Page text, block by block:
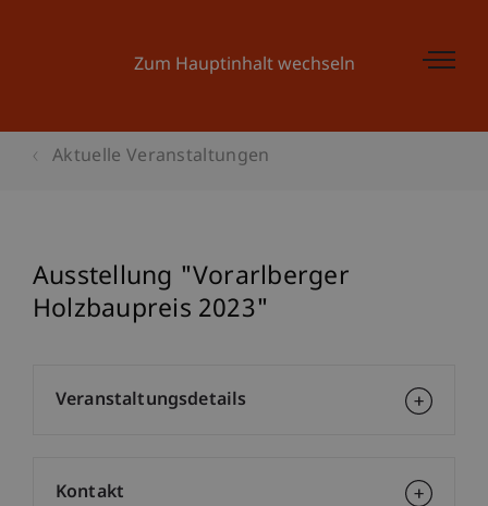
Zum Hauptinhalt wechseln
Aktuelle Veranstaltungen
Ausstellung "Vorarlberger
Holzbaupreis 2023"
Veranstaltungsdetails
Kontakt